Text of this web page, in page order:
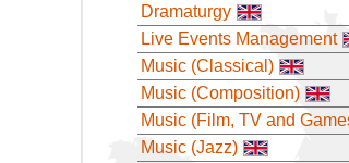
Dramaturgy
Live Events Management
Music (Classical)
Music (Composition)
Music (Film, TV and
Music (Jazz)